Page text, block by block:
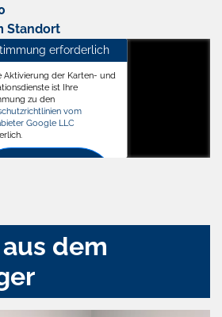
Standort
Nienstädt
erforderlich
Aktivierung der Karten- und
ist Ihre
zu den
vom
Google LLC
dem